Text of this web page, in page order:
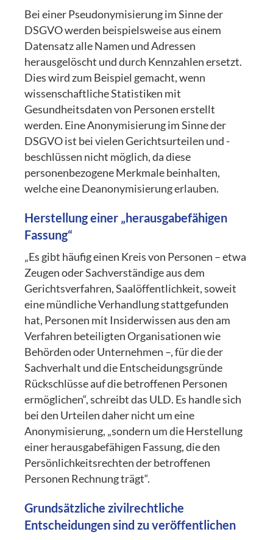
Bei einer Pseudonymisierung im Sinne der
DSGVO werden beispielsweise aus einem
Datensatz alle Namen und Adressen
herausgelöscht und durch Kennzahlen ersetzt.
Dies wird zum Beispiel gemacht, wenn
wissenschaftliche Statistiken mit
Gesundheitsdaten von Personen erstellt
werden. Eine Anonymisierung im Sinne der
DSGVO ist bei vielen Gerichtsurteilen und -
beschlüssen nicht möglich, da diese
personenbezogene Merkmale beinhalten,
welche eine Deanonymisierung erlauben.
Herstellung einer „herausgabefähigen
Fassung“
„Es gibt häufig einen Kreis von Personen – etwa
Zeugen oder Sachverständige aus dem
Gerichtsverfahren, Saalöffentlichkeit, soweit
eine mündliche Verhandlung stattgefunden
hat, Personen mit Insiderwissen aus den am
Verfahren beteiligten Organisationen wie
Behörden oder Unternehmen –, für die der
Sachverhalt und die Entscheidungsgründe
Rückschlüsse auf die betroffenen Personen
ermöglichen“, schreibt das ULD. Es handle sich
bei den Urteilen daher nicht um eine
Anonymisierung, „sondern um die Herstellung
einer herausgabefähigen Fassung, die den
Persönlichkeitsrechten der betroffenen
Personen Rechnung trägt“.
Grundsätzliche zivilrechtliche
Entscheidungen sind zu veröffentlichen